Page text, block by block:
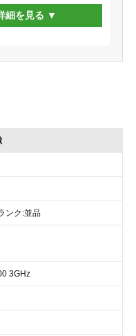
細を見る
ンク:並品
3GHz